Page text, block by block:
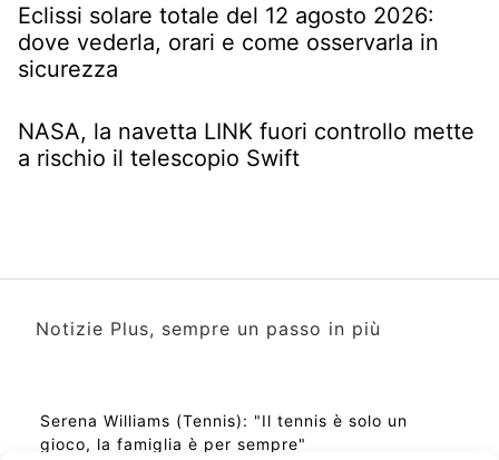
Eclissi solare totale del 12 agosto 2026:
dove vederla, orari e come osservarla in
sicurezza
NASA, la navetta LINK fuori controllo mette
a rischio il telescopio Swift
Notizie Plus, sempre un passo in più
Serena Williams (Tennis): "Il tennis è solo un
gioco, la famiglia è per sempre"